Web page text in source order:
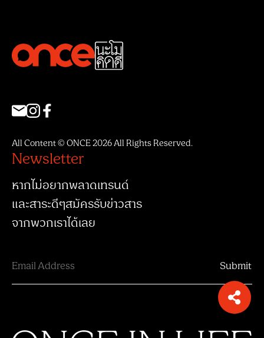
All Content © ONCE 2026 All Rights Reserved.
Newsletter
หากไม่อยากพลาดเทรนด์
และสาระดีๆสมัครรับข่าวสาร
จากพวกเราได้เลย